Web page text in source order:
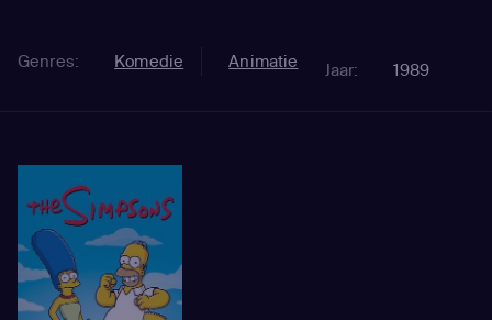
Genres: Komedie Animatie Jaar: 1989